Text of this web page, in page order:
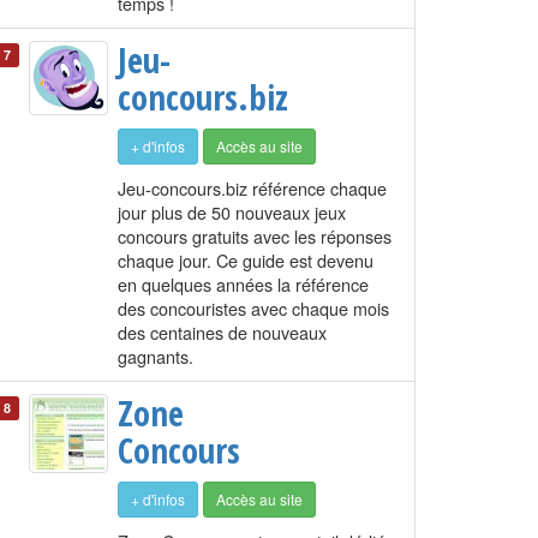
7 Jeu-
concours.biz
+ d'infos Accès au site
Jeu-concours.biz référence chaque
jour plus de 50 nouveaux jeux
concours gratuits avec les réponses
chaque jour. Ce guide est devenu
en quelques années la référence
des concouristes avec chaque mois
des centaines de nouveaux
gagnants.
8 Zone
Concours
+ d'infos Accès au site